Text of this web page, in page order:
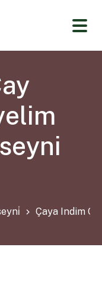
Çaya Indim